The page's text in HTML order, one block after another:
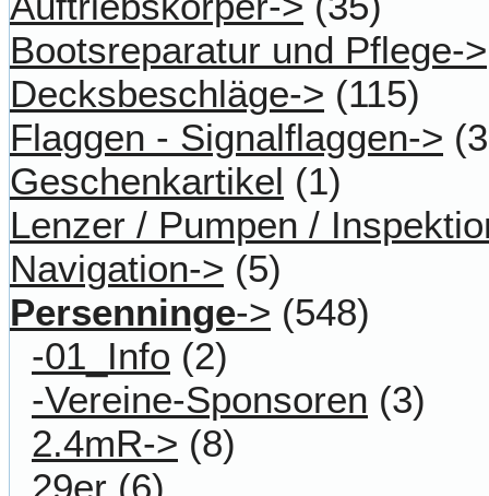
Bootsreparatur und Pflege->
Decksbeschläge-> (115)
Flaggen - Signalflaggen->
Geschenkartikel (1)
Lenzer / Pumpen /
Navigation-> (5)
Persenninge-> (548)
-01_Info (2)
-Vereine-Sponsoren (3)
2.4mR-> (8)
29er (6)